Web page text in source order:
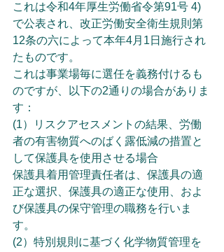
これは令和4年厚生労働省令第91号 4)
で公表され、改正労働安全衛生規則第
12条の六によって本年4月1日施行され
たものです。
これは事業場毎に選任を義務付けるも
のですが、以下の2通りの場合がありま
す：
(1）リスクアセスメントの結果、労働
者の有害物質へのばく露低減の措置と
して保護具を使用させる場合
保護具着用管理責任者は、保護具の適
正な選択、保護具の適正な使用、およ
び保護具の保守管理の職務を行いま
す。
(2）特別規則に基づく化学物質管理を